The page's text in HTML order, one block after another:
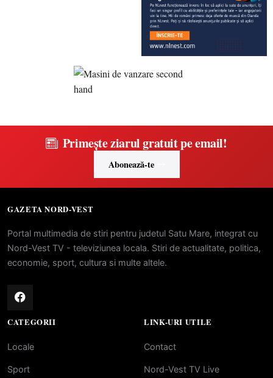
Primește ziarul gratuit pe email!
Abonează-te
GAZETA NORD-VEST
Portal multimedia de stiri pentru judetul Satu Mare, integrat cu
Nord-Vest TV - televiziunea locala. Stiri de actualitate, politica,
economie, sport, cultura si multe altele.
CATEGORII
Locale
Sport
LINK-URI UTILE
Contact
Nord-Vest TV Live